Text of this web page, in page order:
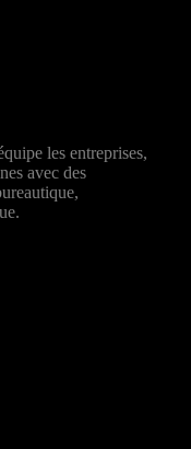
les entreprises,
avec des